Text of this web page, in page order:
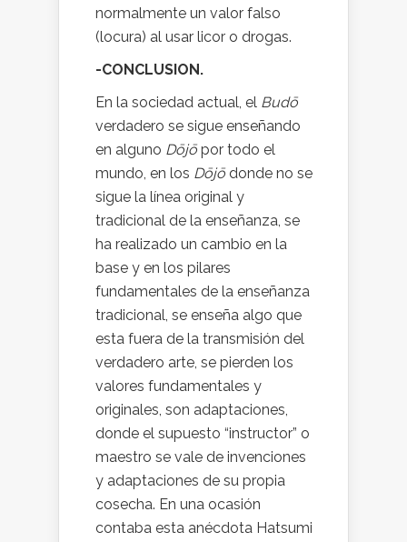
normalmente un valor falso
(locura) al usar licor o drogas.
-CONCLUSION.
En la sociedad actual, el Budō
verdadero se sigue enseñando
en alguno Dōjō por todo el
mundo, en los Dōjō donde no se
sigue la línea original y
tradicional de la enseñanza, se
ha realizado un cambio en la
base y en los pilares
fundamentales de la enseñanza
tradicional, se enseña algo que
esta fuera de la transmisión del
verdadero arte, se pierden los
valores fundamentales y
originales, son adaptaciones,
donde el supuesto “instructor” o
maestro se vale de invenciones
y adaptaciones de su propia
cosecha. En una ocasión
contaba esta anécdota Hatsumi